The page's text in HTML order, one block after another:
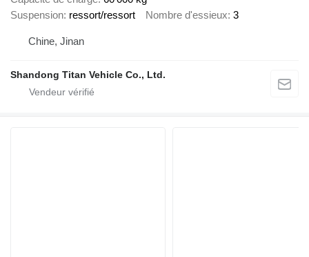
Suspension ressort/ressort Nombre d'essieux 3
Chine, Jinan
Shandong Titan Vehicle Co., Ltd.